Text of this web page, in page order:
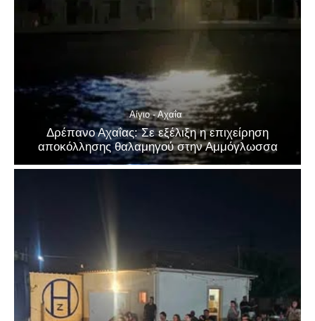
Αίγιο - Αχαΐα
Δρέπανο Αχαΐας: Σε εξέλιξη η επιχείρηση
αποκόλλησης θαλαμηγού στην Αμμόγλωσσα